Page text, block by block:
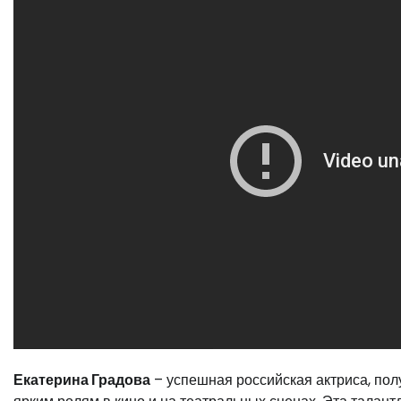
Екатерина Градова – успешная российская актриса,